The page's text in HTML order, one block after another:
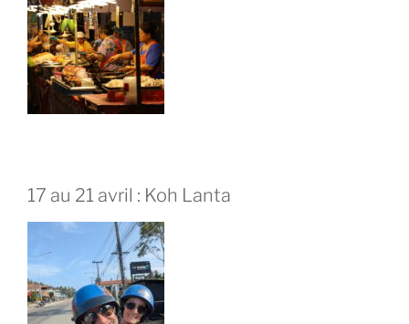
17 au 21 avril : Koh Lanta